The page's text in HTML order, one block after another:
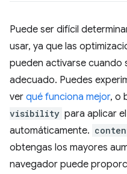
Puede ser difícil
usar, ya que las
pueden activarse cuando
adecuado. Puedes
ver qué funciona mejor, o
visibility para aplicar
automáticamente.
obtengas los mayores
navegador puede